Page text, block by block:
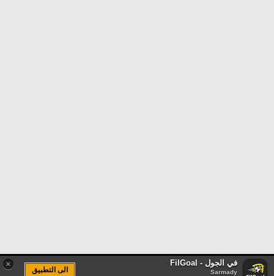
× في الجول - FilGoal
Sarmady
الى التطبيق